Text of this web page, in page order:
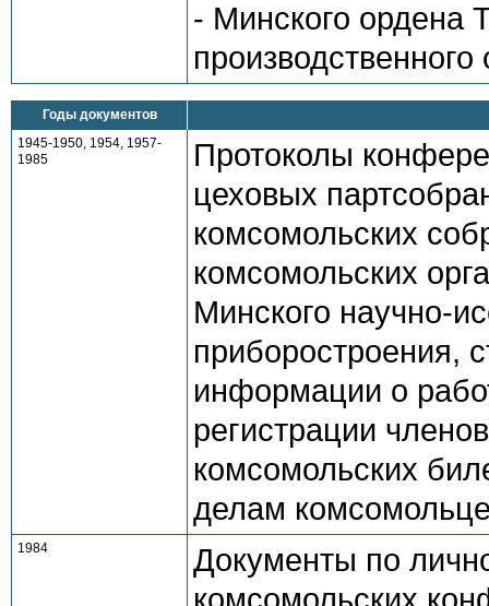
- Минского ордена
Годы документов
1945-1950, 1954, 1957-
1985
Протоколы
цеховых
комсомольских
комсомольских
Минского научно-
приборостроения,
информации о
регистрации
комсомольских
делам
1984
Документы по